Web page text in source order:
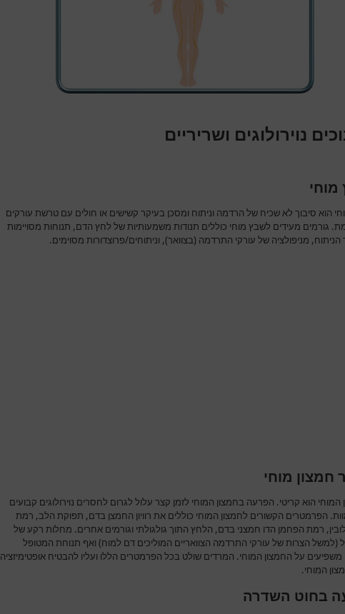
נוירולוגים ושריריים
הוא סיבוך לא שכיח של הרדמה וניתוח ומסכן בעיקר קשישים או חולים עם טרשת עורקים
גורמים מעידים לשבץ מוחי כוללים תנודות משמעותיות של לחץ הדם, תנוחות מסויימות
מניפולציה של עורקי התרדמה (בצוואר), וניתוחים/פרוצדורות מסוימים.
חמצון מוחי
המוחי הוא קריטי. הפרעה בחמצון המוחי לזמן קצר עלול לגרום לחסרים נוירולוגים קבועים
הפרמטרים הקשורים לחמצון המוחי כוללים את רוויון החמצן בדם, תפוקת הלב, רמת
רמת הפחמן הדו חמצני בדם, הלחץ התוך גולגולתי וגורמים אחרים. מחלות רקע של
(למשל הצרות של עורקי התרדמה הצוואריים המוליכים דם למוח) ואף תנוחת המטופל
משפיעים על החמצון המוחי. המרדים שולט בכל הפרמטרים הללו ועליו להבטיח אופטימיזציה
המוחי.
בחוט השדרה